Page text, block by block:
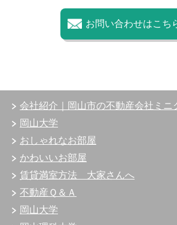
お問い合わせはこち
会社紹介｜岡山市の不動産会社ミニ
岡山大学
おしゃれなお部屋
かわいいお部屋
賃貸満室方法 大家さんへ
不動産Ｑ＆Ａ
岡山大学